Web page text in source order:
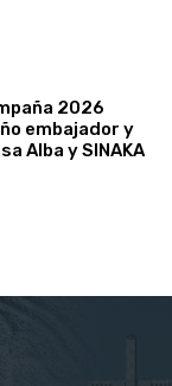
2026
embajador y
Alba y SINAKA